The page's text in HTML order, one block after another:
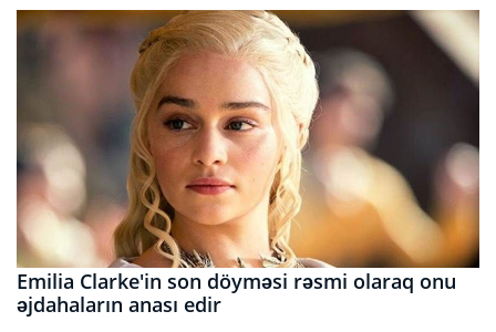
Emilia Clarke'in son döyməsi rəsmi olaraq onu
əjdahaların anası edir